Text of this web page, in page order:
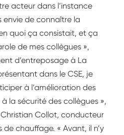
acteur dans l’instance
envie de connaître la
quoi ça consistait, et ça
de mes collègues »,
d’entreposage à La
dans le CSE, je
à l’amélioration des
la sécurité des collègues »,
Collot, conducteur
de chauffage. « Avant, il n’y